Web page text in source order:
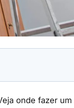
onde fazer um